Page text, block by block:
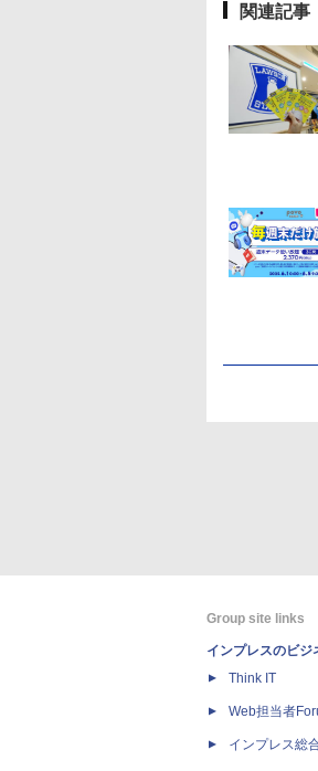
関連記事
Group site links
インプレスのビジ
Think IT
Web担当者
インプレス総